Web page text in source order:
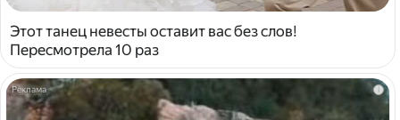
Этот танец невесты оставит вас без слов!
Пересмотрела 10 раз
i